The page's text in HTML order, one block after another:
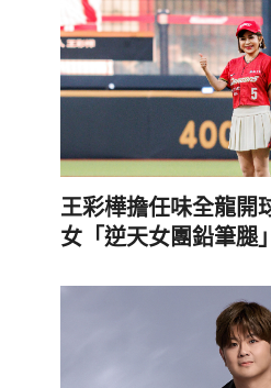
王彩樺擔任味全龍開
女「逆天女團鉛筆腿